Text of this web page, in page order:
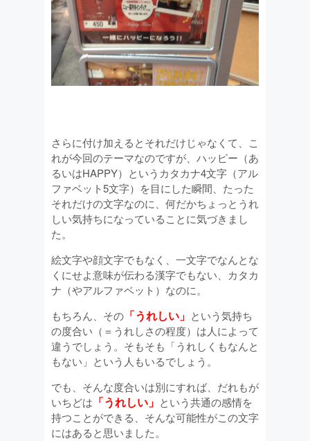
さらに付け加えるとそれだけじゃなくて、こ
れが今回のテーマなのですが、ハッピー（あ
るいはHAPPY）というカタカナ4文字（アル
ファベット5文字）を目にした瞬間、たった
それだけの文字なのに、何だかちょっとうれ
しい気持ちになっていることに気づきまし
た。
絵文字や顔文字でもなく、一文字でなんとな
くにせよ意味が伝わる漢字でもない、カタカ
ナ（やアルファベット）なのに。
もちろん、その 「うれしい」 という気持ち
の度合い（＝うれしさの程度）は人によって
違うでしょう。そもそも「うれしくもなんと
もない」という人もいるでしょう。
でも、そんな度合いは別にすれば、だれもが
いちどは 「うれしい」 という共通の感情を
持つことができる、そんな可能性がこの文字
にはあると思いました。